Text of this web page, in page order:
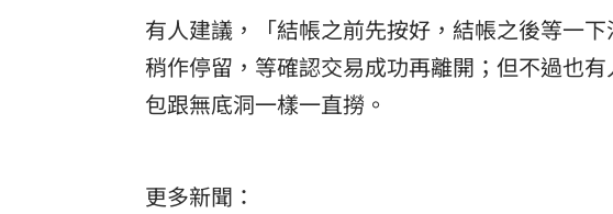
有人建議，「結帳之前先按好，結帳之後等一
稍作停留，等確認交易成功再離開；但不過也
包跟無底洞一樣一直撈。
更多新聞：